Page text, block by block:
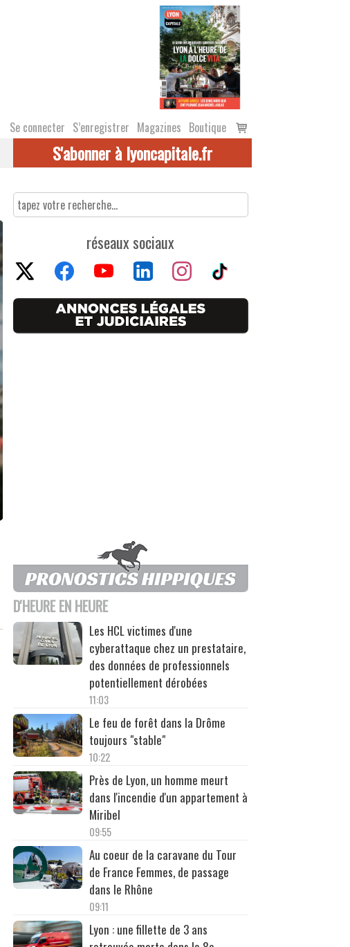
Se connecter S’enregistrer Magazines Boutique
Voir
le
S'abonner à lyoncapitale.fr
réseaux sociaux
D'HEURE EN HEURE
Les HCL victimes d'une
cyberattaque chez un prestataire,
des données de professionnels
potentiellement dérobées
11:03
Le feu de forêt dans la Drôme
toujours "stable"
10:22
Près de Lyon, un homme meurt
dans l'incendie d'un appartement à
Miribel
09:55
Au coeur de la caravane du Tour
de France Femmes, de passage
dans le Rhône
09:11
Lyon : une fillette de 3 ans